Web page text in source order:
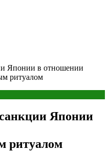
Японии в отношении
ритуалом
Японии
ритуалом